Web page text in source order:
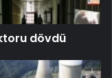
dövdü